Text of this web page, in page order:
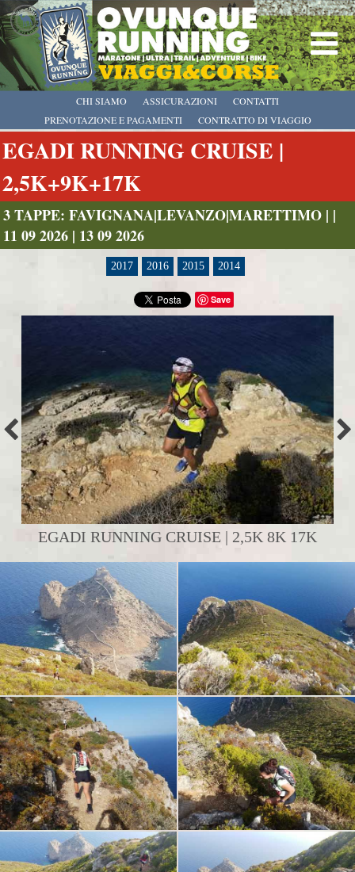
CHI SIAMO
PRENOTAZIONE E PAGAMENTI
CONTRATTO DI VIAGGIO
ASSICURAZIONI CONTATTI
EGADI RUNNING CRUISE |
2,5K+9K+17K
3 TAPPE: FAVIGNANA|LEVANZO|MARETTIMO | |
11 09 2026 | 13 09 2026
2017 2016 2015 2014
Save
EGADI RUNNING CRUISE | 2,5K 8K 17K